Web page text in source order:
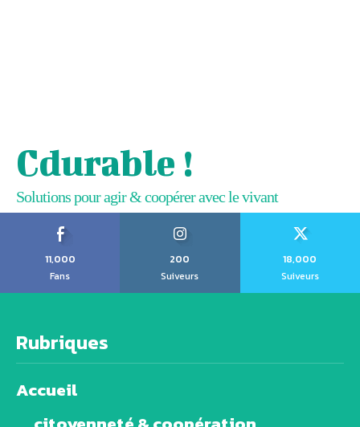
Cdurable !
Solutions pour agir & coopérer avec le vivant
11,000
Fans
200
Suiveurs
18,000
Suiveurs
Rubriques
Accueil